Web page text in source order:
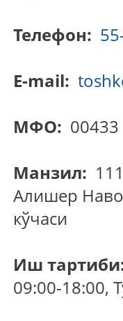
Телефон:
E-mail:
МФО: 00433
Манзил:
Алишер
кўчаси
Иш
09:00-18:00,